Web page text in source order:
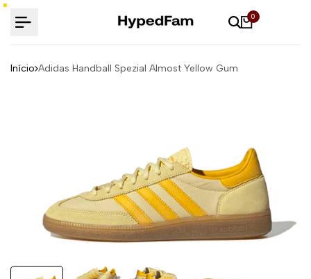
0
Início Adidas Handball Spezial Almost Yellow Gum
Ir
para